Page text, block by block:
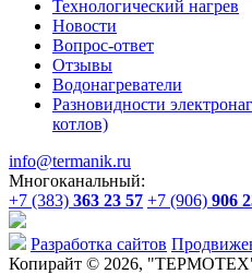
Технологический нагрев
Новости
Вопрос-ответ
Отзывы
Водонагреватели
Разновидности
котлов)
info@termanik.ru
Многоканальный:
+7 (383) 363 23 57 +7 (906) 906
Разработка сайтов
Копирайт © 2026, "ТЕРМОТЕХ